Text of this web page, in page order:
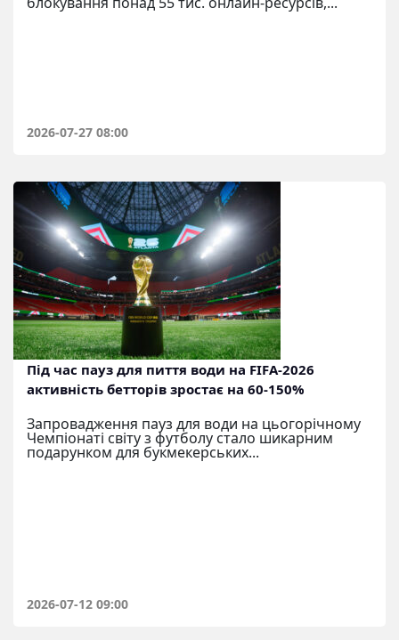
2026-07-27 08:00
Під час пауз для пиття води на FIFA-2026
активність бетторів зростає на 60-150%
Запровадження пауз для води на цьогорічному
Чемпіонаті світу з футболу стало шикарним
подарунком для букмекерських...
2026-07-12 09:00